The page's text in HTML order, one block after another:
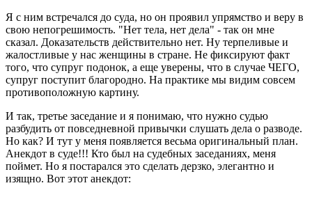
Я с ним встречался до суда, но он проявил упрямство и веру в
свою непогрешимость. "Нет тела, нет дела" - так он мне
сказал. Доказательств действительно нет. Ну терпеливые и
жалостливые у нас женщины в стране. Не фиксируют факт
того, что супруг подонок, а еще уверены, что в случае ЧЕГО,
супруг поступит благородно. На практике мы видим совсем
противоположную картину.
И так, третье заседание и я понимаю, что нужно судью
разбудить от повседневной привычки слушать дела о разводе.
Но как? И тут у меня появляется весьма оригинальный план.
Анекдот в суде!!! Кто был на судебных заседаниях, меня
поймет. Но я постарался это сделать дерзко, элегантно и
изящно. Вот этот анекдот: